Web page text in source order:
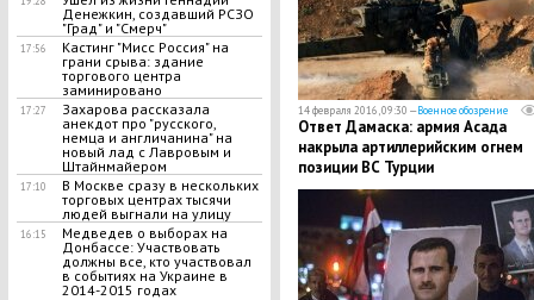
Денежкин, создавший РСЗО
"Град" и "Смерч"
17:56
Кастинг "Мисс Россия" на
грани срыва: здание
торгового центра
заминировано
17:27
Захарова рассказала
анекдот про "русского,
немца и англичанина" на
новый лад с Лавровым и
Штайнмайером
17:10
В Москве сразу в нескольких
торговых центрах тысячи
людей выгнали на улицу
16:15
Медведев о выборах на
Донбассе: Участвовать
должны все, кто участвовал
в событиях на Украине в
2014-2015 годах
14 февраля 2016, 09:30 —Военное обозрение
Ответ Дамаска: армия Асада
накрыла артиллерийским огнем
позиции ВС Турции